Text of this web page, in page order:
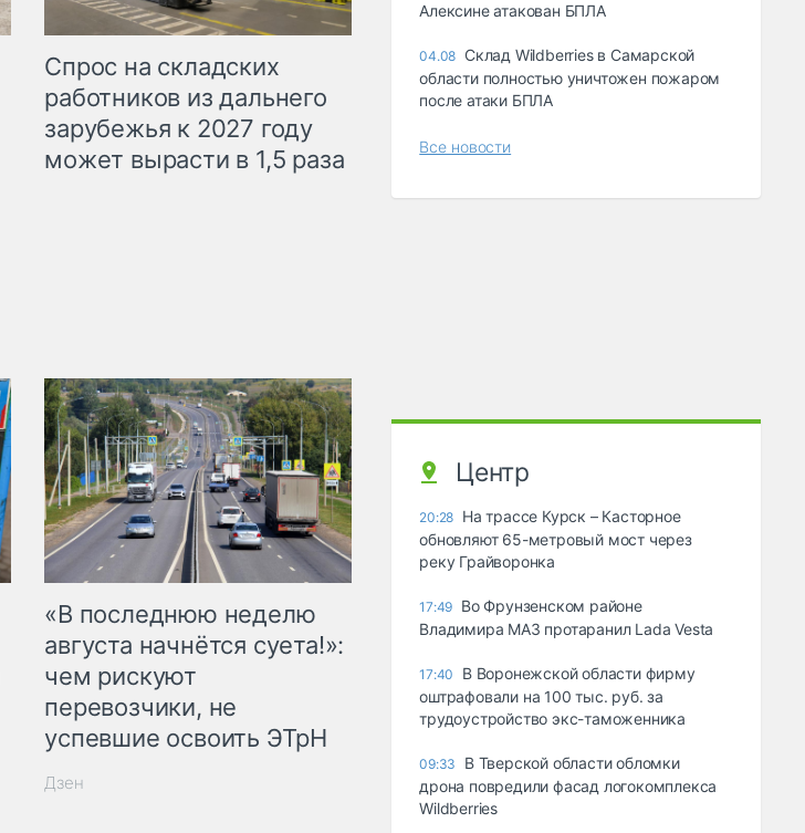
Спрос на складских
работников из дальнего
зарубежья к 2027 году
может вырасти в 1,5 раза
«В последнюю неделю
августа начнётся суета!»:
чем рискуют
перевозчики, не
успевшие освоить ЭТрН
Дзен
Алексине атакован БПЛА
04.08 Склад Wildberries в Самарской
области полностью уничтожен пожаром
после атаки БПЛА
Все новости
Центр
20:28 На трассе Курск – Касторное
обновляют 65-метровый мост через
реку Грайворонка
17:49 Во Фрунзенском районе
Владимира МАЗ протаранил Lada Vesta
17:40
В Воронежской области фирму
оштрафовали на 100 тыс. руб. за
трудоустройство экс-таможенника
09:33
В Тверской области обломки
дрона повредили фасад логокомплекса
Wildberries